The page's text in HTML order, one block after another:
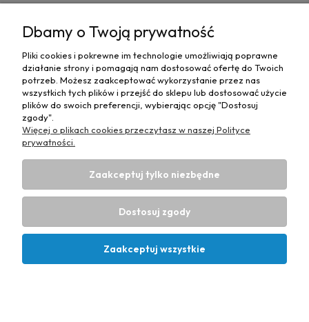
MAPA STRONY
INFORMACJE
Hurtownia materiałów tapicerskich Adrian| ul. Chorzowska
50e, 44-100 Gliwice, woj. śląskie | E-mail:
6312703341
Projekt i wykonanie:Ecommercy.pl
Dbamy o Twoją prywatność
Pliki cookies i pokrewne im technologie umożliwiają poprawne
działanie strony i pomagają nam dostosować ofertę do Twoich
potrzeb. Możesz zaakceptować wykorzystanie przez nas
wszystkich tych plików i przejść do sklepu lub dostosować użycie
plików do swoich preferencji, wybierając opcję "Dostosuj
zgody".
Więcej o plikach cookies przeczytasz w naszej Polityce
prywatności.
Zaakceptuj tylko niezbędne
Dostosuj zgody
Zaakceptuj wszystkie